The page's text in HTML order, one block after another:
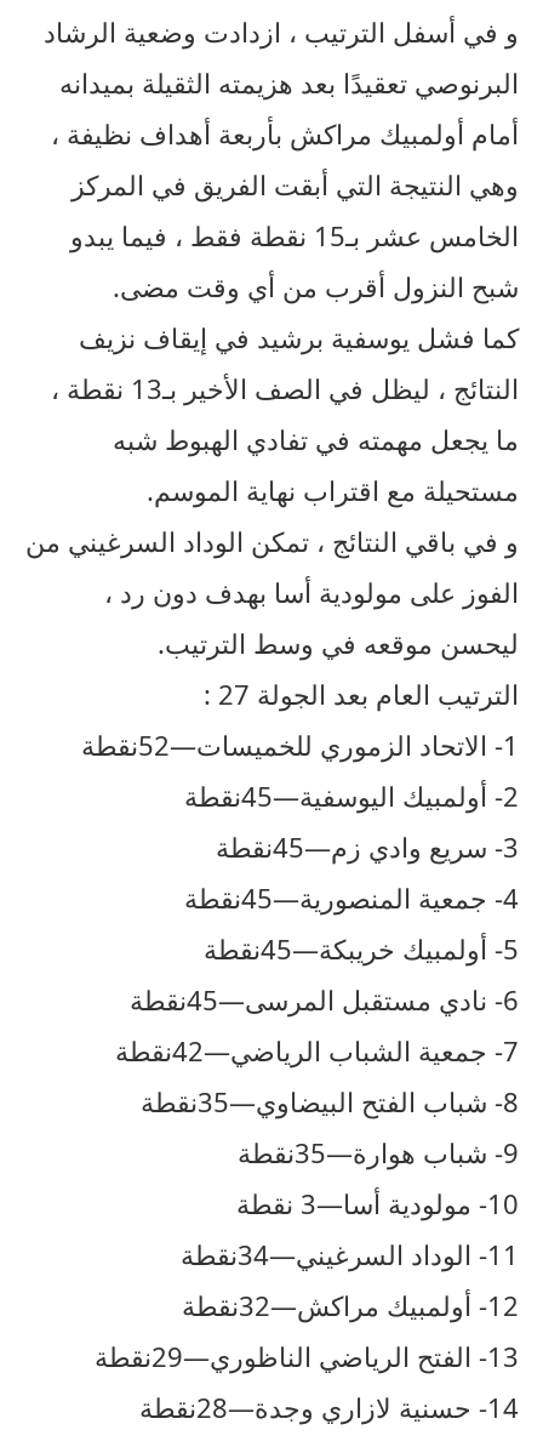
و في أسفل الترتيب ، ازدادت وضعية الرشاد
البرنوصي تعقيدًا بعد هزيمته الثقيلة بميدانه
أمام أولمبيك مراكش بأربعة أهداف نظيفة ،
وهي النتيجة التي أبقت الفريق في المركز
الخامس عشر بـ15 نقطة فقط ، فيما يبدو
شبح النزول أقرب من أي وقت مضى.
كما فشل يوسفية برشيد في إيقاف نزيف
النتائج ، ليظل في الصف الأخير بـ13 نقطة ،
ما يجعل مهمته في تفادي الهبوط شبه
مستحيلة مع اقتراب نهاية الموسم.
و في باقي النتائج ، تمكن الوداد السرغيني من
الفوز على مولودية أسا بهدف دون رد ،
ليحسن موقعه في وسط الترتيب.
الترتيب العام بعد الجولة 27 :
1- الاتحاد الزموري للخميسات—52نقطة
2- أولمبيك اليوسفية—45نقطة
3- سريع وادي زم—45نقطة
4- جمعية المنصورية—45نقطة
5- أولمبيك خريبكة—45نقطة
6- نادي مستقبل المرسى—45نقطة
7- جمعية الشباب الرياضي—42نقطة
8- شباب الفتح البيضاوي—35نقطة
9- شباب هوارة—35نقطة
10- مولودية أسا—3 نقطة
11- الوداد السرغيني—34نقطة
12- أولمبيك مراكش—32نقطة
13- الفتح الرياضي الناظوري—29نقطة
14- حسنية لازاري وجدة—28نقطة